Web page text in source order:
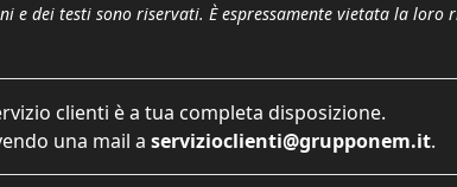
e dei testi sono riservati. È espressamente vietata la loro
clienti è a tua completa disposizione.
una mail a servizioclienti@grupponem.it.